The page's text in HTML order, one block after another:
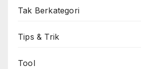
Tak Berkategori
Tips & Trik
Tool